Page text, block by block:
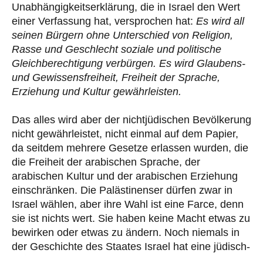
Unabhängigkeitserklärung, die in Israel den Wert
einer Verfassung hat, versprochen hat: Es wird all
seinen Bürgern ohne Unterschied von Religion,
Rasse und Geschlecht soziale und politische
Gleichberechtigung verbürgen. Es wird Glaubens-
und Gewissensfreiheit, Freiheit der Sprache,
Erziehung und Kultur gewährleisten.
Das alles wird aber der nichtjüdischen Bevölkerung
nicht gewährleistet, nicht einmal auf dem Papier,
da seitdem mehrere Gesetze erlassen wurden, die
die Freiheit der arabischen Sprache, der
arabischen Kultur und der arabischen Erziehung
einschränken. Die Palästinenser dürfen zwar in
Israel wählen, aber ihre Wahl ist eine Farce, denn
sie ist nichts wert. Sie haben keine Macht etwas zu
bewirken oder etwas zu ändern. Noch niemals in
der Geschichte des Staates Israel hat eine jüdisch-